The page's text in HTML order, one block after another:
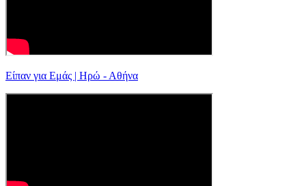
Είπαν για Εμάς | Ηρώ - Αθήνα